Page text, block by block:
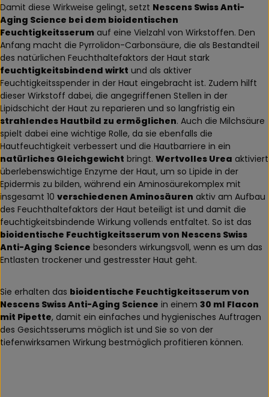
Damit diese Wirkweise gelingt, setzt Nescens Swiss Anti-
Aging Science bei dem bioidentischen
Feuchtigkeitsserum auf eine Vielzahl von Wirkstoffen. Den
Anfang macht die Pyrrolidon-Carbonsäure, die als Bestandteil
des natürlichen Feuchthaltefaktors der Haut stark
feuchtigkeitsbindend wirkt und als aktiver
Feuchtigkeitsspender in der Haut eingebracht ist. Zudem hilft
dieser Wirkstoff dabei, die angegriffenen Stellen in der
Lipidschicht der Haut zu reparieren und so langfristig ein
strahlendes Hautbild zu ermöglichen. Auch die Milchsäure
spielt dabei eine wichtige Rolle, da sie ebenfalls die
Hautfeuchtigkeit verbessert und die Hautbarriere in ein
natürliches Gleichgewicht bringt. Wertvolles Urea aktiviert
überlebenswichtige Enzyme der Haut, um so Lipide in der
Epidermis zu bilden, während ein Aminosäurekomplex mit
insgesamt 10 verschiedenen Aminosäuren aktiv am Aufbau
des Feuchthaltefaktors der Haut beteiligt ist und damit die
feuchtigkeitsbindende Wirkung vollends entfaltet. So ist das
bioidentische Feuchtigkeitsserum von Nescens Swiss
Anti-Aging Science besonders wirkungsvoll, wenn es um das
Entlasten trockener und gestresster Haut geht.
Sie erhalten das bioidentische Feuchtigkeitsserum von
Nescens Swiss Anti-Aging Science in einem 30 ml Flacon
mit Pipette, damit ein einfaches und hygienisches Auftragen
des Gesichtsserums möglich ist und Sie so von der
tiefenwirksamen Wirkung bestmöglich profitieren können.